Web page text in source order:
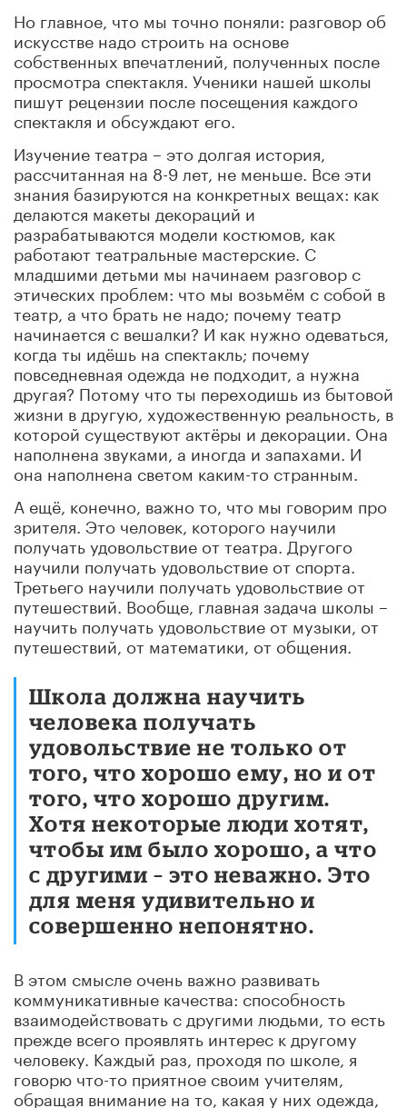
Но главное, что мы точно поняли: разговор об
искусстве надо строить на основе
собственных впечатлений, полученных после
просмотра спектакля. Ученики нашей школы
пишут рецензии после посещения каждого
спектакля и обсуждают его.
Изучение театра – это долгая история,
рассчитанная на 8-9 лет, не меньше. Все эти
знания базируются на конкретных вещах: как
делаются макеты декораций и
разрабатываются модели костюмов, как
работают театральные мастерские. С
младшими детьми мы начинаем разговор с
этических проблем: что мы возьмём с собой в
театр, а что брать не надо; почему театр
начинается с вешалки? И как нужно одеваться,
когда ты идёшь на спектакль; почему
повседневная одежда не подходит, а нужна
другая? Потому что ты переходишь из бытовой
жизни в другую, художественную реальность, в
которой существуют актёры и декорации. Она
наполнена звуками, а иногда и запахами. И
она наполнена светом каким-то странным.
А ещё, конечно, важно то, что мы говорим про
зрителя. Это человек, которого научили
получать удовольствие от театра. Другого
научили получать удовольствие от спорта.
Третьего научили получать удовольствие от
путешествий. Вообще, главная задача школы –
научить получать удовольствие от музыки, от
путешествий, от математики, от общения.
Школа должна научить
человека получать
удовольствие не только от
того, что хорошо ему, но и от
того, что хорошо другим.
Хотя некоторые люди хотят,
чтобы им было хорошо, а что
с другими – это неважно. Это
для меня удивительно и
совершенно непонятно.
В этом смысле очень важно развивать
коммуникативные качества: способность
взаимодействовать с другими людьми, то есть
прежде всего проявлять интерес к другому
человеку. Каждый раз, проходя по школе, я
говорю что-то приятное своим учителям,
обращая внимание на то, какая у них одежда,